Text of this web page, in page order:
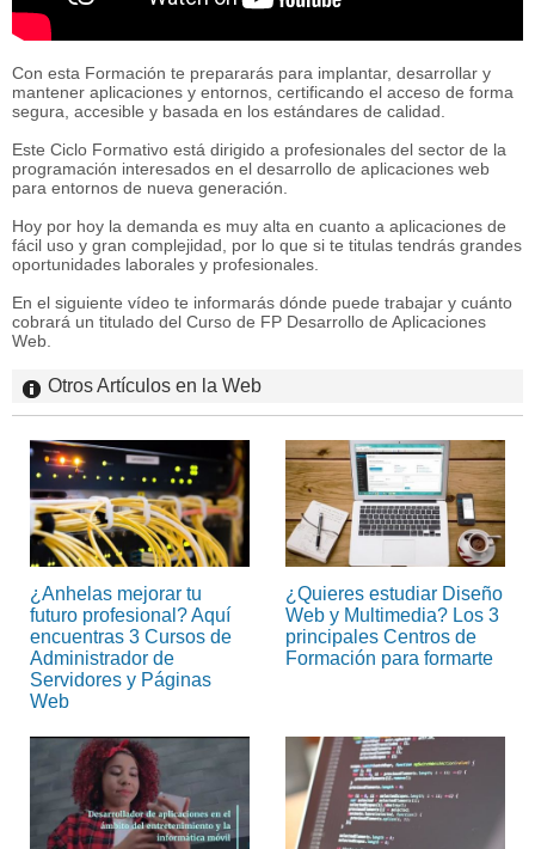
Con esta Formación te prepararás para implantar, desarrollar y
mantener aplicaciones y entornos, certificando el acceso de forma
segura, accesible y basada en los estándares de calidad.
Este Ciclo Formativo está dirigido a profesionales del sector de la
programación interesados en el desarrollo de aplicaciones web
para entornos de nueva generación.
Hoy por hoy la demanda es muy alta en cuanto a aplicaciones de
fácil uso y gran complejidad, por lo que si te titulas tendrás grandes
oportunidades laborales y profesionales.
En el siguiente vídeo te informarás dónde puede trabajar y cuánto
cobrará un titulado del Curso de FP Desarrollo de Aplicaciones
Web.
Otros Artículos en la Web
¿Anhelas mejorar tu
futuro profesional? Aquí
encuentras 3 Cursos de
Administrador de
Servidores y Páginas
Web
¿Quieres estudiar Diseño
Web y Multimedia? Los 3
principales Centros de
Formación para formarte